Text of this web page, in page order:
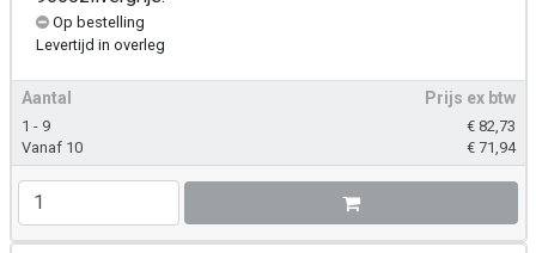
Op bestelling
Levertijd in overleg
Aantal Prijs ex btw
1 - 9 € 82,73
Vanaf 10
€ 71,94